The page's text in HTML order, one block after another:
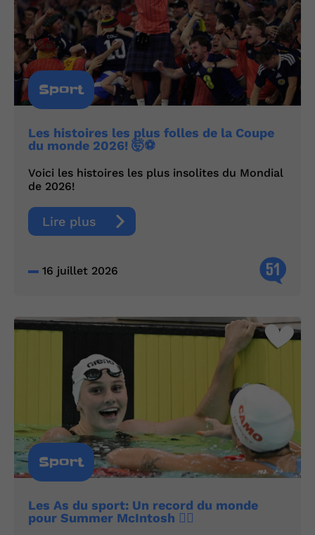
Sport
Les histoires les plus folles de la Coupe
du monde 2026! 🤯⚽
Voici les histoires les plus insolites du Mondial
de 2026!
Lire plus
16 juillet 2026 51
Sport
Les As du sport: Un record du monde
pour Summer McIntosh 🏊‍♀️